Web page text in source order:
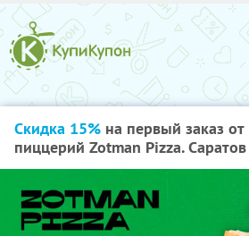
Скидка 15% на первый заказ от
пиццерий Zotman Pizza. Саратов